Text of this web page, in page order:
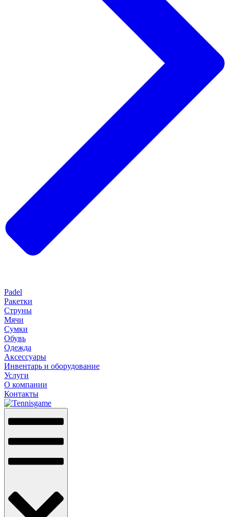
Padel
Ракетки
Струны
Мячи
Сумки
Обувь
Одежда
Аксессуары
Инвентарь и оборудование
Услуги
О компании
Контакты